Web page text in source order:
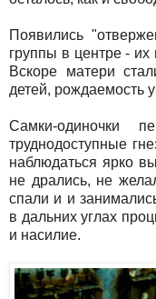
Появились
группы в центре - их
Вскоре матери
детей, рождаемость
Самки-одиночки
труднодоступные
наблюдаться ярко
не дрались, не
спали и и
в дальних углах
и насилие.